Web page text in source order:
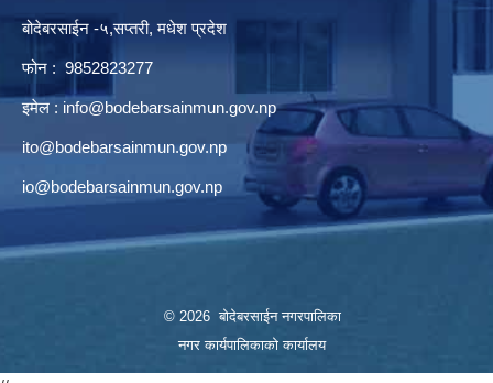
बोदेबरसाईन -५,सप्तरी, मधेश प्रदेश
फोन : 9852823277
इमेल : info@bodebarsainmun.gov.np
ito@bodebarsainmun.gov.np
io@bodebarsainmun.gov.np
© 2026 बोदेबरसाईन नगरपालिका
नगर कार्यपालिकाको कार्यालय